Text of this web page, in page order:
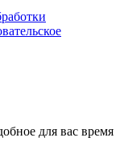
для вас время